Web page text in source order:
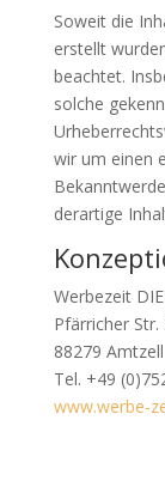
Soweit die
erstellt
beachtet.
solche
wir um einen
derartige
Werbezeit
Pfärricher Str.
88279 Amtzell
Tel. +49
www.werbe-